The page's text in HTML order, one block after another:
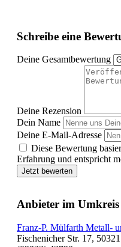
Schreibe eine
Deine Gesamtbewertung
Deine Rezension
Dein Name
Deine E-Mail-Adresse
Diese Bewertung
Erfahrung und entspricht
Jetzt bewerten
Anbieter im
Franz-P. Mülfarth Metall-
Fischenicher Str. 17,